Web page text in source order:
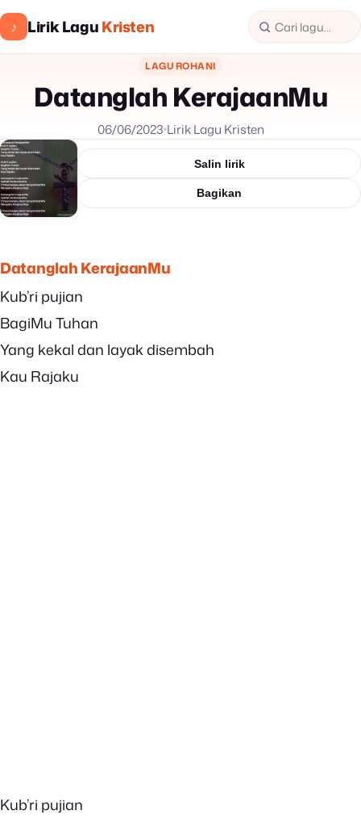
♪ Lirik LaguKristen
LAGU ROHANI
Datanglah KerajaanMu
06/06/2023 Lirik Lagu Kristen
Salin lirik
Bagikan
Datanglah KerajaanMu
Kub’ri pujian
BagiMu Tuhan
Yang kekal dan layak disembah
Kau Rajaku
Kub’ri pujian